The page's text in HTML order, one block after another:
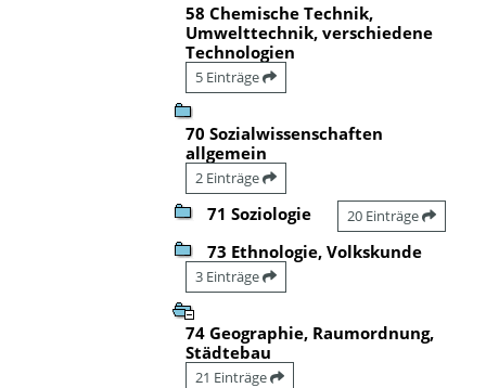
58 Chemische Technik,
Umwelttechnik, verschiedene
Technologien
5 Einträge
70 Sozialwissenschaften
allgemein
2 Einträge
71 Soziologie 20 Einträge
73 Ethnologie, Volkskunde
3 Einträge
74 Geographie, Raumordnung,
Städtebau
21 Einträge